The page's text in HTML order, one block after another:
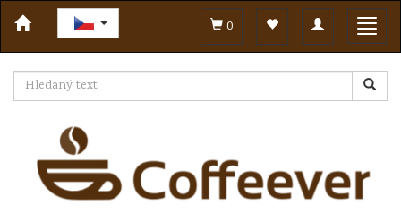
Toggle
navigation
0